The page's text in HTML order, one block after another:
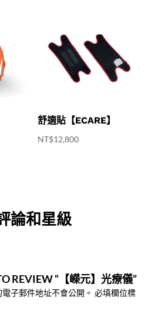
舒適貼【ECARE】
NT$12,800
論和星級
REVIEW “【嶸元】光療儀”
子郵件地址不會公開。 必填欄位標